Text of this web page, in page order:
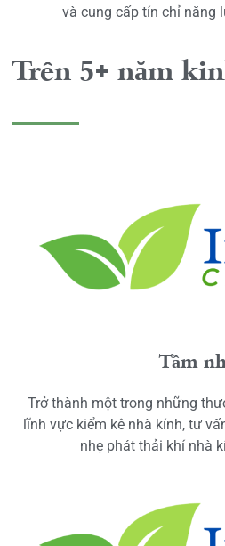
và cung cấp tín chỉ năng
Trên 5+ năm
Tầm
Trở thành một trong những
lĩnh vực kiểm kê nhà kính, tư
nhẹ phát thải khí nhà